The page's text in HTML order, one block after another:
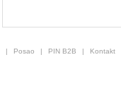
| Posao | PIN B2B | Kontakt